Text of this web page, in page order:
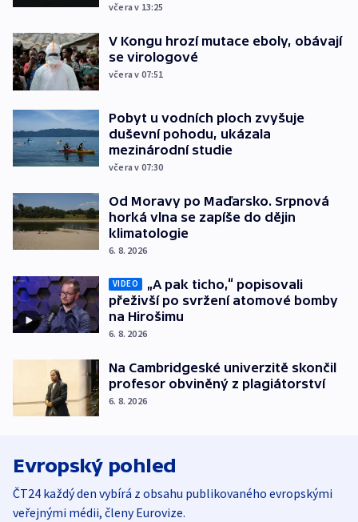
včera v 13:25
V Kongu hrozí mutace eboly, obávají
se virologové
včera v 07:51
Pobyt u vodních ploch zvyšuje
duševní pohodu, ukázala
mezinárodní studie
včera v 07:30
Od Moravy po Maďarsko. Srpnová
horká vlna se zapíše do dějin
klimatologie
6. 8. 2026
VIDEO
„A pak ticho,“ popisovali
přeživší po svržení atomové bomby
na Hirošimu
6. 8. 2026
Na Cambridgeské univerzitě skončil
profesor obviněný z plagiátorství
6. 8. 2026
Evropský pohled
ČT24 každý den vybírá z obsahu publikovaného evropskými
veřejnými médii, členy Eurovize.